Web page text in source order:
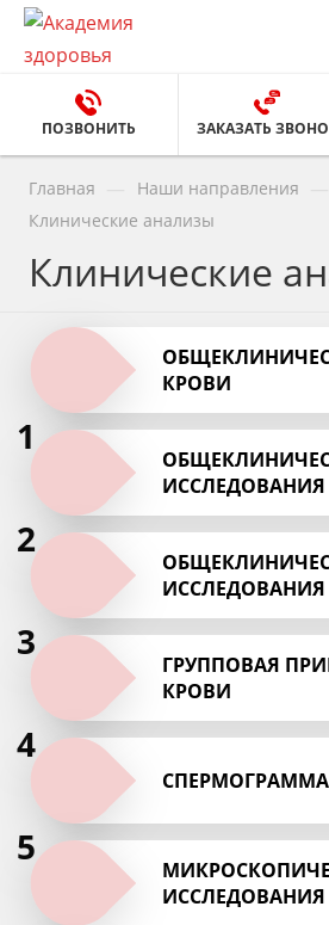
ПОЗВОНИТЬ ЗАКАЗАТЬ
Главная Наши направления
Клинические анализы
Клинические
1
КРОВИ
2
3
4
ГРУППОВАЯ
КРОВИ
5
СПЕРМОГРАММА
ИССЛЕДОВАНИЯ